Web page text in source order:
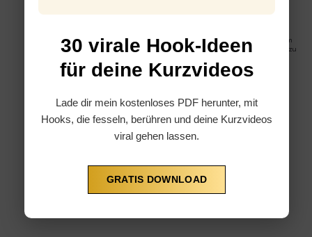
Schnelleren Umsatz durch gezielte Werbeanzeigen!
Ich erstelle und manage für dich maßgeschneiderte Werbekampagnen auf Instagram
und Facebook, um deine Reichweite zu maximieren und den bestmöglichen Absatz zu
konkrete Verkaufszahlen erzielen.
30 virale Hook-Ideen
für deine Kurzvideos
Lade dir mein kostenloses PDF herunter, mit
Hooks, die fesseln, berühren und deine Kurzvideos
viral gehen lassen.
GRATIS DOWNLOAD